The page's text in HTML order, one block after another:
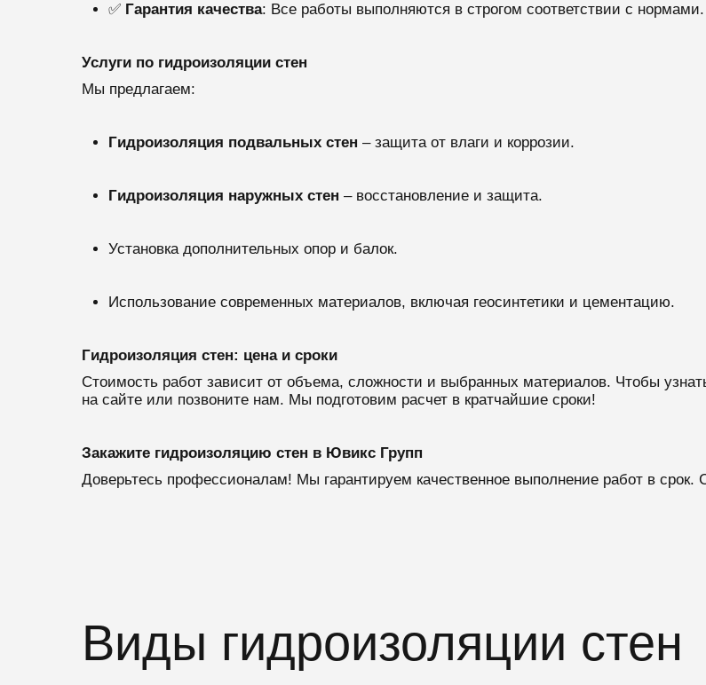
✅ Гарантия качества: Все работы выполняются в строгом соответствии с нормами.
Услуги по гидроизоляции стен
Мы предлагаем:
Гидроизоляция подвальных стен – защита от влаги и коррозии.
Гидроизоляция наружных стен – восстановление и защита.
Установка дополнительных опор и балок.
Использование современных материалов, включая геосинтетики и цементацию.
Гидроизоляция стен: цена и сроки
Стоимость работ зависит от объема, сложности и выбранных материалов. Чтобы
на сайте или позвоните нам. Мы подготовим расчет в кратчайшие сроки!
Закажите гидроизоляцию стен в Ювикс Групп
Доверьтесь профессионалам! Мы гарантируем качественное выполнение работ в
Виды гидроизоляции стен